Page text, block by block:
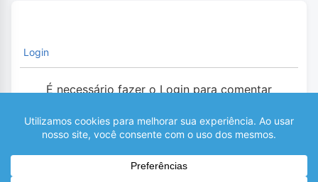
Login
É necessário fazer o Login para comentar
COMENTÁRIOS